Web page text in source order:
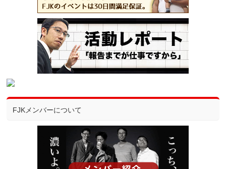
FJKメンバーについて